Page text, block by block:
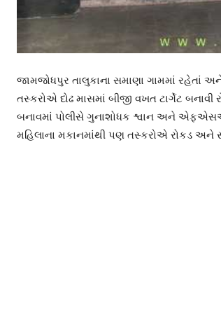
જામજોધપુર તાલુકાના સમાણા ગામમાં રહેતાં
તસ્કરોએ દોઢ માસમાં બીજી વખત ટાર્ગેટ બનાવી
બનાવમાં પોલીસે ગુનાશોધક શ્વાન અને
મહિલાના મકાનમાંથી પણ તસ્કરોએ રોકડ અને